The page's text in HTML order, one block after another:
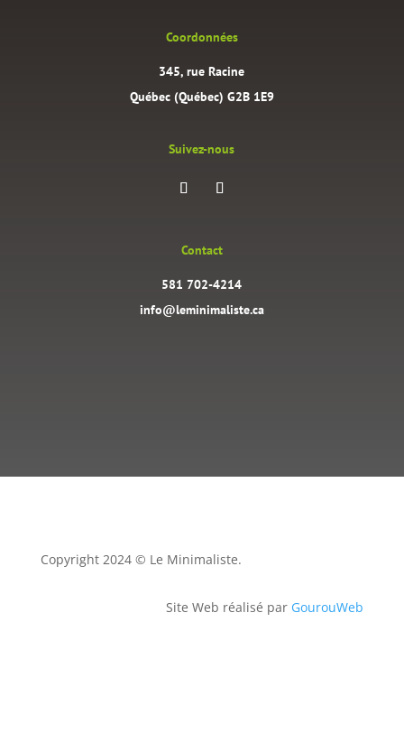
Coordonnées
345, rue Racine
Québec (Québec) G2B 1E9
Suivez-nous
Contact
581 702-4214
info@leminimaliste.ca
Copyright 2024 © Le Minimaliste.
Site Web réalisé par GourouWeb